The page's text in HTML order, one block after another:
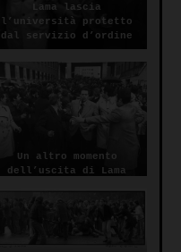
Lama lascia
l’università protetto
dal servizio d’ordine
Un altro momento
dell’uscita di Lama